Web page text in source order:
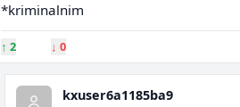
*kriminalnim
↑ 2 ↓ 0
kxuser6a1185ba9